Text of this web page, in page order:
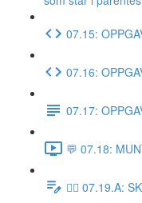
07.15:
07.16:
07.17:
💬 07.18:
✍🏼 07.19.A: